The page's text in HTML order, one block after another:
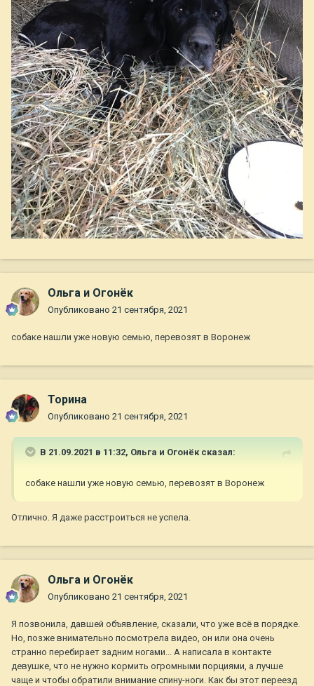
Ольга и Огонёк
Опубликовано 21 сентября, 2021
собаке нашли уже новую семью, перевозят в Воронеж
Торина
Опубликовано 21 сентября, 2021
В 21.09.2021 в 11:32, Ольга и Огонёксказал:
собаке нашли уже новую семью, перевозят в Воронеж
Отлично. Я даже расстроиться не успела.
Ольга и Огонёк
Опубликовано 21 сентября, 2021
Я позвонила, давшей объявление, сказали, что уже всё в порядке.
Но, позже внимательно посмотрела видео, он или она очень
странно перебирает задним ногами... А написала в контакте
девушке, что не нужно кормить огромными порциями, а лучше
чаще и чтобы обратили внимание спину-ноги. Как бы этот переезд